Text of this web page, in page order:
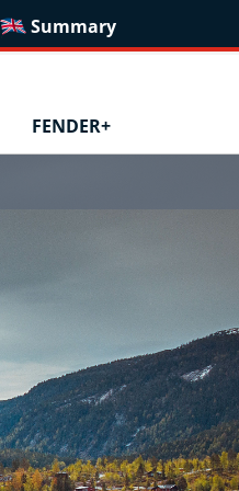
Summary
FENDER+